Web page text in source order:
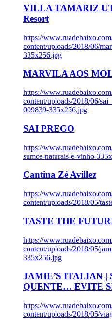
VILLA TAMARIZ
Resort
https://
content/uploads/2018/06/
335x256.jpg
MARVILA AOS
https://
content/uploads/2018/06/
009839-335x256.jpg
SAI PREGO
https://
sumos-naturais-e-vinho-
Cantina Zé Avillez
https://
content/uploads/2018/05/
TASTE THE
https://
content/uploads/2018/05/
335x256.jpg
JAMIE’S ITALIAN |
QUENTE… EVITE
https://
content/uploads/2018/05/